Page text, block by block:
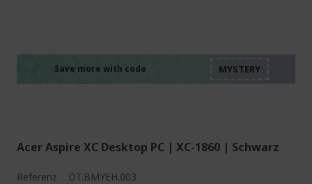
Save more with code
Acer Aspire XC Desktop PC | XC-1860 | Schwarz
Referenz DT.BMYEH.003